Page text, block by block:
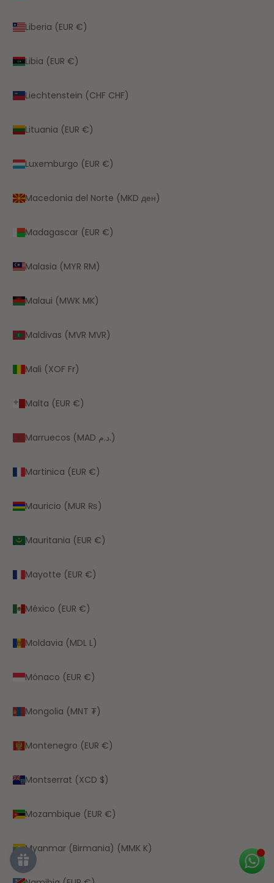
Liberia (EUR €)
Libia (EUR €)
Liechtenstein (CHF CHF)
Lituania (EUR €)
Luxemburgo (EUR €)
Macedonia del Norte (MKD ден)
Madagascar (EUR €)
Malasia (MYR RM)
Malaui (MWK MK)
Maldivas (MVR MVR)
Mali (XOF Fr)
Malta (EUR €)
Marruecos (MAD د.م.)
Martinica (EUR €)
Mauricio (MUR ₨)
Mauritania (EUR €)
Mayotte (EUR €)
México (EUR €)
Moldavia (MDL L)
Mónaco (EUR €)
Mongolia (MNT ₮)
Montenegro (EUR €)
Montserrat (XCD $)
Mozambique (EUR €)
Myanmar (Birmania) (MMK K)